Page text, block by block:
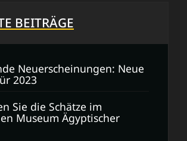
BEITRÄGE
Neuerscheinungen: Neue
2023
Sie die Schätze im
Museum Ägyptischer